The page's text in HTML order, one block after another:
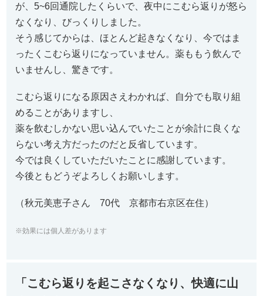
が、5~6回通院したくらいで、夜中にこむら返りが怒ら
なくなり、びっくりしました。
そう感じてからは、ほとんど起きなくなり、今ではま
ったくこむら返りになっていません。薬ももう飲んで
いませんし、驚きです。
こむら返りになる原因さえわかれば、自分でも取り組
めることがありますし、
薬を飲むしかない思い込んでいたことが余計に良くな
らない考え方だったのだと反省しています。
今では良くしていただいたことに感謝しています。
今後ともどうぞよろしくお願いします。
（秋元美恵子さん 70代 京都市右京区在住）
※効果には個人差があります
「こむら返りを起こさなくなり、快適に山